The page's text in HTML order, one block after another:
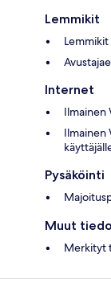
Lemmikit
Lemmikit
Internet
Ilmainen
Ilmainen
Pysäköinti
Muut
Merkityt